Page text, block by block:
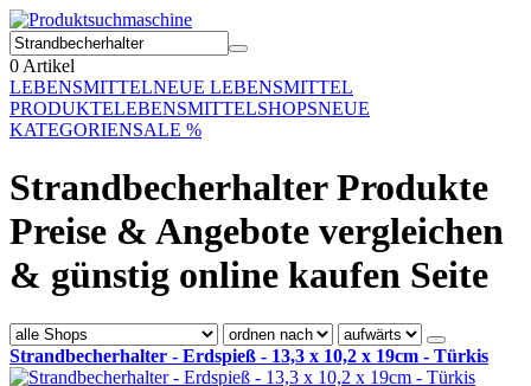
0 Artikel
LEBENSMITTELNEUE LEBENSMITTEL
PRODUKTELEBENSMITTELSHOPSNEUE
KATEGORIENSALE %
Strandbecherhalter Produkte
Preise & Angebote vergleichen
& günstig online kaufen Seite
Strandbecherhalter - Erdspieß - 13,3 x 10,2 x 19cm - Türkis